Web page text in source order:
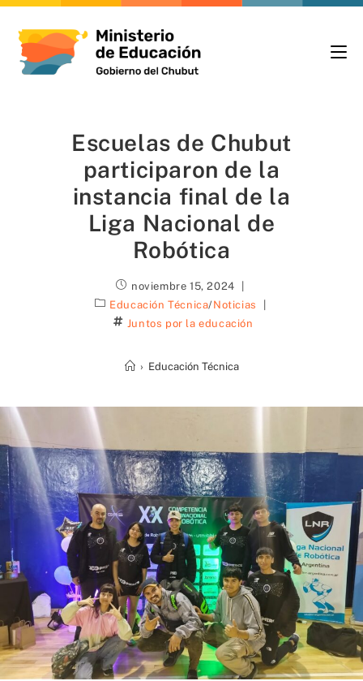
Escuelas de Chubut
participaron de la
instancia final de la
Liga Nacional de
Robótica
noviembre 15, 2024
Educación Técnica/ Noticias
Juntos por la educación
› Educación Técnica